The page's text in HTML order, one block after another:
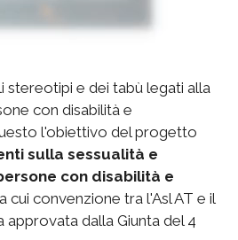
stereotipi e dei tabù legati alla
con disabilità e
l'obiettivo del progetto
sulla sessualità e
con disabilità e
cui convenzione tra l'Asl AT e il
approvata dalla Giunta del 4